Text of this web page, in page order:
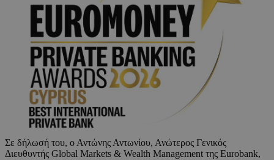
Σε δήλωσή του, ο Αντώνης Αντωνίου, Ανώτερος Γενικός
Διευθυντής Global Markets & Wealth Management της Eurobank,